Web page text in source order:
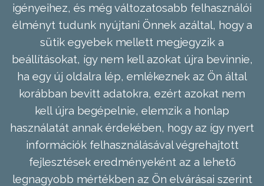
igényeihez, és még változatosabb felhasználói
élményt tudunk nyújtani Önnek azáltal, hogy a
sütik egyebek mellett megjegyzik a
beállításokat, így nem kell azokat újra bevinnie,
ha egy új oldalra lép, emlékeznek az Ön által
korábban bevitt adatokra, ezért azokat nem
kell újra begépelnie, elemzik a honlap
használatát annak érdekében, hogy az így nyert
információk felhasználásával végrehajtott
fejlesztések eredményeként az a lehető
legnagyobb mértékben az Ön elvárásai szerint